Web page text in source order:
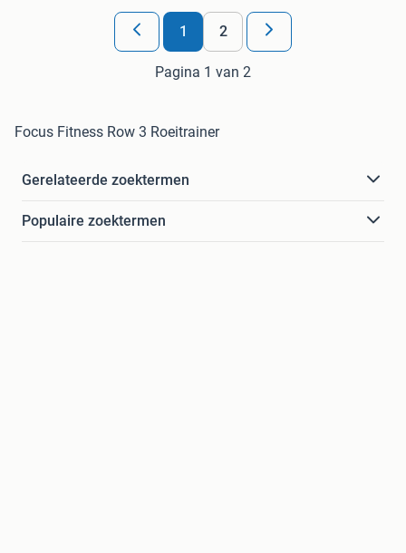
1 2
Pagina 1 van 2
Focus Fitness Row 3 Roeitrainer
Gerelateerde zoektermen
Populaire zoektermen